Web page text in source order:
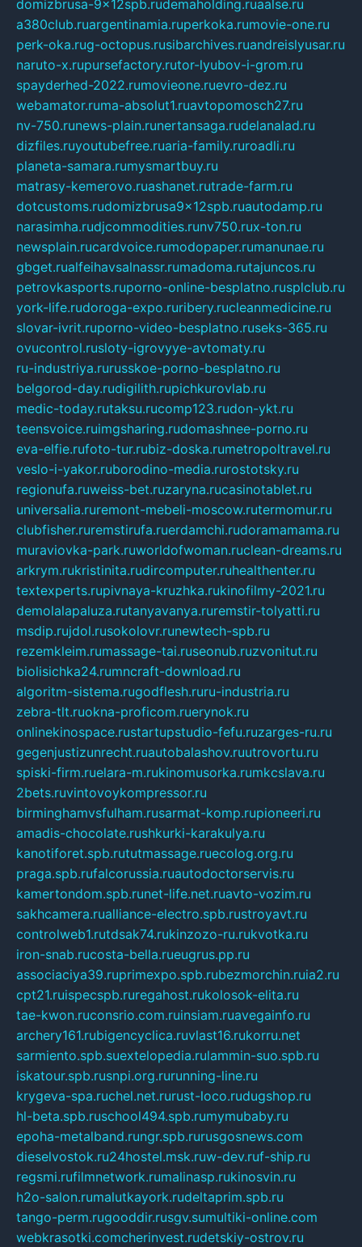
domizbrusa-9x12spb.rudemaholding.ruaalse.ru
a380club.ruargentinamia.ruperkoka.rumovie-one.ru
perk-oka.rug-octopus.rusibarchives.ruandreislyusar.ru
naruto-x.rupursefactory.rutor-lyubov-i-grom.ru
spayderhed-2022.rumovieone.ruevro-dez.ru
webamator.ruma-absolut1.ruavtopomosch27.ru
nv-750.runews-plain.runertansaga.rudelanalad.ru
dizfiles.ruyoutubefree.ruaria-family.ruroadli.ru
planeta-samara.rumysmartbuy.ru
matrasy-kemerovo.ruashanet.rutrade-farm.ru
dotcustoms.rudomizbrusa9x12spb.ruautodamp.ru
narasimha.rudjcommodities.runv750.rux-ton.ru
newsplain.rucardvoice.rumodopaper.rumanunae.ru
gbget.rualfeihavsalnassr.rumadoma.rutajuncos.ru
petrovkasports.ruporno-online-besplatno.rusplclub.ru
york-life.rudoroga-expo.ruribery.rucleanmedicine.ru
slovar-ivrit.ruporno-video-besplatno.ruseks-365.ru
ovucontrol.rusloty-igrovyye-avtomaty.ru
ru-industriya.rurusskoe-porno-besplatno.ru
belgorod-day.rudigilith.rupichkurovlab.ru
medic-today.rutaksu.rucomp123.rudon-ykt.ru
teensvoice.ruimgsharing.rudomashnee-porno.ru
eva-elfie.rufoto-tur.rubiz-doska.rumetropoltravel.ru
veslo-i-yakor.ruborodino-media.rurostotsky.ru
regionufa.ruweiss-bet.ruzaryna.rucasinotablet.ru
universalia.ruremont-mebeli-moscow.rutermomur.ru
clubfisher.ruremstirufa.ruerdamchi.rudoramamama.ru
muraviovka-park.ruworldofwoman.ruclean-dreams.ru
arkrym.rukristinita.rudircomputer.ruhealthenter.ru
textexperts.rupivnaya-kruzhka.rukinofilmy-2021.ru
demolalapaluza.rutanyavanya.ruremstir-tolyatti.ru
msdip.rujdol.rusokolovr.runewtech-spb.ru
rezemkleim.rumassage-tai.ruseonub.ruzvonitut.ru
biolisichka24.rumncraft-download.ru
algoritm-sistema.rugodflesh.ruru-industria.ru
zebra-tlt.ruokna-proficom.ruerynok.ru
onlinekinospace.rustartupstudio-fefu.ruzarges-ru.ru
gegenjustizunrecht.ruautobalashov.ruutrovortu.ru
spiski-firm.ruelara-m.rukinomusorka.rumkcslava.ru
2bets.ruvintovoykompressor.ru
birminghamvsfulham.rusarmat-komp.rupioneeri.ru
amadis-chocolate.rushkurki-karakulya.ru
kanotiforet.spb.rututmassage.ruecolog.org.ru
praga.spb.rufalcorussia.ruautodoctorservis.ru
kamertondom.spb.runet-life.net.ruavto-vozim.ru
sakhcamera.rualliance-electro.spb.rustroyavt.ru
controlweb1.rutdsak74.rukinzozo-ru.rukvotka.ru
iron-snab.rucosta-bella.rueugrus.pp.ru
associaciya39.ruprimexpo.spb.rubezmorchin.ruia2.ru
cpt21.ruispecspb.ruregahost.rukolosok-elita.ru
tae-kwon.ruconsrio.com.ruinsiam.ruavegainfo.ru
archery161.rubigencyclica.ruvlast16.rukorru.net
sarmiento.spb.suextelopedia.rulammin-suo.spb.ru
iskatour.spb.rusnpi.org.rurunning-line.ru
krygeva-spa.ruchel.net.rurust-loco.rudugshop.ru
hl-beta.spb.ruschool494.spb.rumymubaby.ru
epoha-metalband.rungr.spb.rurusgosnews.com
dieselvostok.ru24hostel.msk.ruw-dev.ruf-ship.ru
regsmi.rufilmnetwork.rumalinasp.rukinosvin.ru
h2o-salon.rumalutkayork.rudeltaprim.spb.ru
tango-perm.rugooddir.rusgv.sumultiki-online.com
webkrasotki.comcherinvest.rudetskiy-ostrov.ru